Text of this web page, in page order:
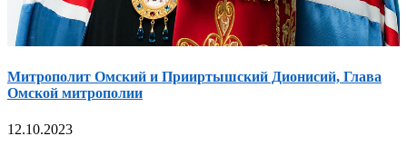
Митрополит Омский и Прииртышский Дионисий, Глава
Омской митрополии
12.10.2023